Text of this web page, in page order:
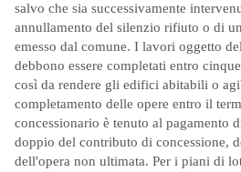
salvo che sia successivamente
annullamento del silenzio rifiuto o di
emesso dal comune. I lavori oggetto
debbono essere completati entro
così da rendere gli edifici abitabili o
completamento delle opere entro il
concessionario è tenuto al pagamento
doppio del contributo di concessione,
dell'opera non ultimata. Per i piani di